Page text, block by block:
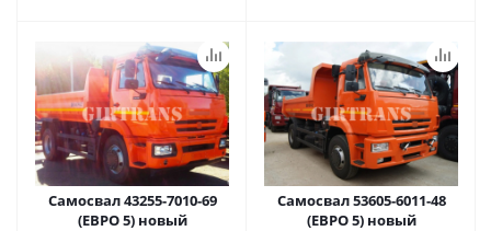
Самосвал 43255-7010-69
(ЕВРО 5) новый
Самосвал 53605-6011-48
(ЕВРО 5) новый